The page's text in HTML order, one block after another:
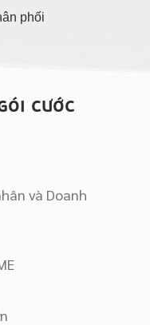
phối
CƯỚC
và Doanh